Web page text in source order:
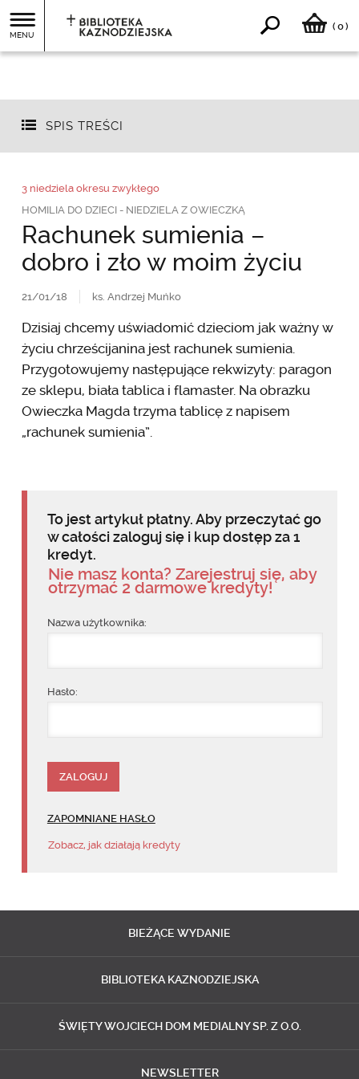
MENU
( 0)
SPIS TREŚCI
3 niedziela okresu zwykłego
HOMILIA DO DZIECI - NIEDZIELA Z OWIECZKĄ
Rachunek sumienia –
dobro i zło w moim życiu
21/01/18 ks. Andrzej Muńko
Dzisiaj chcemy uświadomić dzieciom jak ważny w
życiu chrześcijanina jest rachunek sumienia.
Przygotowujemy następujące rekwizyty: paragon
ze sklepu, biała tablica i flamaster. Na obrazku
Owieczka Magda trzyma tablicę z napisem
„rachunek sumienia”.
To jest artykuł płatny. Aby przeczytać go
w całości zaloguj się i kup dostęp za 1
kredyt.
Nie masz konta? Zarejestruj się, aby
otrzymać 2 darmowe kredyty!
Nazwa użytkownika:
Hasło:
ZAPOMNIANE HASŁO
Zobacz, jak działają kredyty
BIEŻĄCE WYDANIE
BIBLIOTEKA KAZNODZIEJSKA
ŚWIĘTY WOJCIECH DOM MEDIALNY SP. Z O.O.
NEWSLETTER